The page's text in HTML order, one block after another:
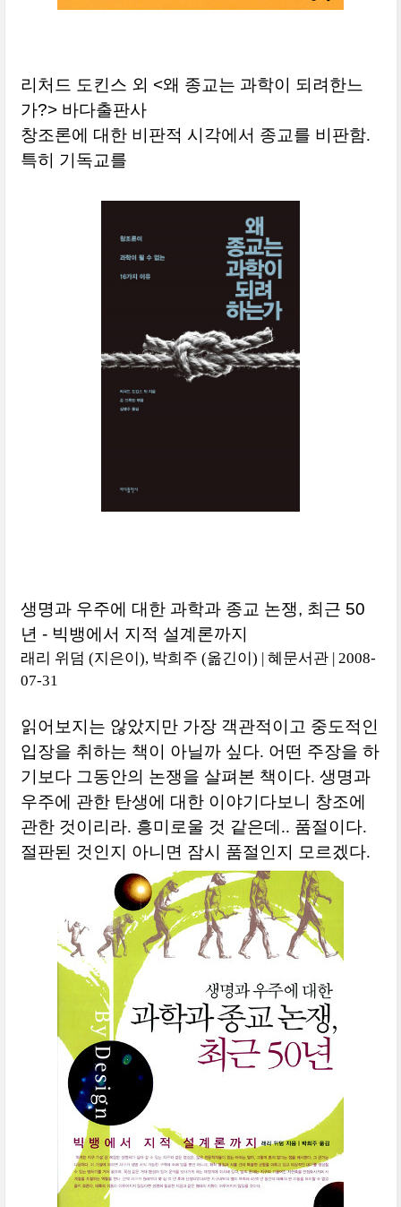
리처드 도킨스 외 <왜 종교는 과학이 되려한느
가?> 바다출판사
창조론에 대한 비판적 시각에서 종교를 비판함.
특히 기독교를
생명과 우주에 대한 과학과 종교 논쟁, 최근 50
년 - 빅뱅에서 지적 설계론까지
래리 위덤 (지은이), 박희주 (옮긴이) | 혜문서관 | 2008-
07-31
읽어보지는 않았지만 가장 객관적이고 중도적인
입장을 취하는 책이 아닐까 싶다. 어떤 주장을 하
기보다 그동안의 논쟁을 살펴본 책이다. 생명과
우주에 관한 탄생에 대한 이야기다보니 창조에
관한 것이리라. 흥미로울 것 같은데.. 품절이다.
절판된 것인지 아니면 잠시 품절인지 모르겠다.